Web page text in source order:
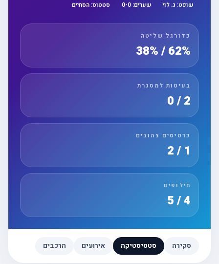
שופט:ג. לוי שערים: 0 -0 סטטוס:הסתיים
כדורגל שליטה
62% / 38%
בעיטות למסגרת
כרטיסים צהובים
חילופים
סקירה סטטיסטיקה אירועים הרכבים